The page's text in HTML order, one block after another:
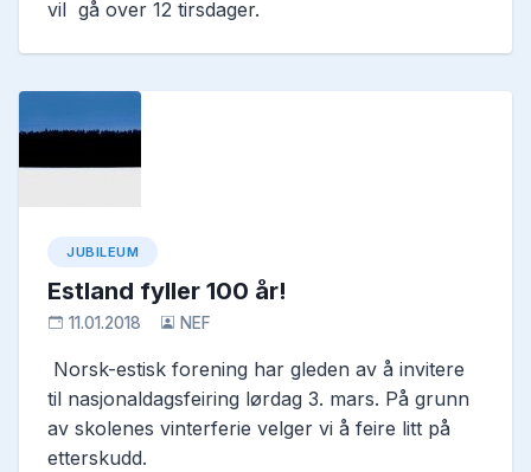
vil gå over 12 tirsdager.
JUBILEUM
Estland fyller 100 år!
11.01.2018 NEF
Norsk-estisk forening har gleden av å invitere
til nasjonaldagsfeiring lørdag 3. mars. På grunn
av skolenes vinterferie velger vi å feire litt på
etterskudd.